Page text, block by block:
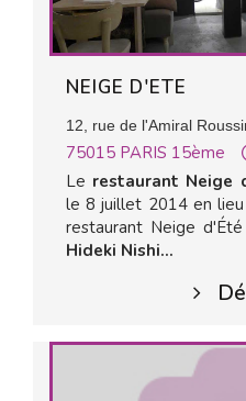
NEIGE D'ETE
12, rue de l'Amiral
75015 PARIS 15ème
Le restaurant Neige
le 8 juillet 2014 en
restaurant Neige
Hideki Nishi...